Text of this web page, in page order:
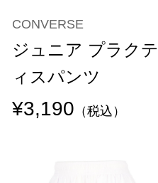
CONVERSE
ジュニア プラクテ
ィスパンツ
¥3,190 （税込）